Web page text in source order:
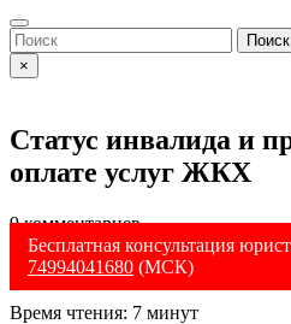
Close
Button
Search
for:
×
Статус инвалида и
оплате услуг ЖКХ
9 комментариев
Бесплатная консультация
74994041680 (МСК)
Время чтения: 7 минут